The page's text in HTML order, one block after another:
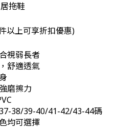
拖鞋
以上可享折扣優惠)
視弱長者
舒適透氣
磨擦力
38/39-40/41-42/43-44碼
均可選擇